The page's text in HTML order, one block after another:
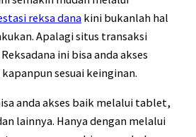
reksa dana kini bukanlah hal
Apalagi situs transaksi
ini bisa anda akses
sesuai keinginan.
anda akses baik melalui tablet,
lainnya. Hanya dengan melalui